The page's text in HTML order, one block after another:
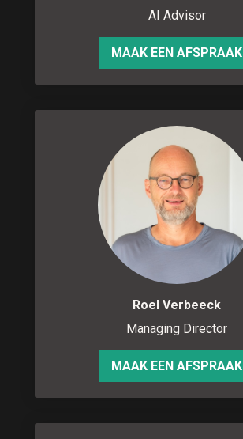
AI Advisor
MAAK EEN AFSPRAAK
Roel Verbeeck
Managing Director
MAAK EEN AFSPRAAK